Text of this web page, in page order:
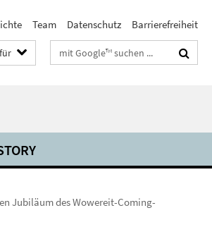
Team Datenschutz Barrierefreiheit
Suchbegriffe
Jubiläum des Wowereit-Coming-